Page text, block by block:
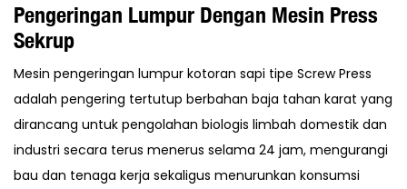
Pengeringan Lumpur Dengan Mesin Press
Sekrup
Mesin pengeringan lumpur kotoran sapi tipe Screw Press
adalah pengering tertutup berbahan baja tahan karat yang
dirancang untuk pengolahan biologis limbah domestik dan
industri secara terus menerus selama 24 jam, mengurangi
bau dan tenaga kerja sekaligus menurunkan konsumsi